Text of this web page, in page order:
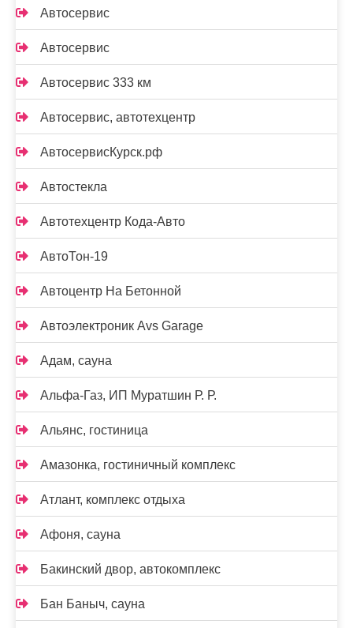
Автосервис
Автосервис
Автосервис 333 км
Автосервис, автотехцентр
АвтосервисКурск.рф
Автостекла
Автотехцентр Кода-Авто
АвтоТон-19
Автоцентр На Бетонной
Автоэлектроник Avs Garage
Адам, сауна
Альфа-Газ, ИП Муратшин Р. Р.
Альянс, гостиница
Амазонка, гостиничный комплекс
Атлант, комплекс отдыха
Афоня, сауна
Бакинский двор, автокомплекс
Бан Баныч, сауна